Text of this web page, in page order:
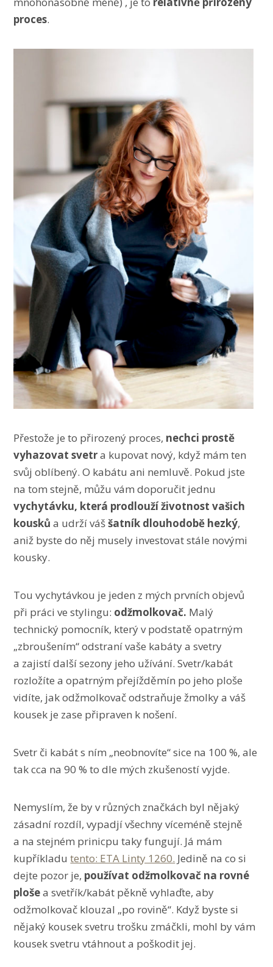
proces.
Přestože je to přirozený proces, nechci prostě
vyhazovat svetra kupovat nový, když mám ten
svůj oblíbený. O kabátu ani nemluvě. Pokud jste
na tom stejně, můžu vám doporučit jednu
vychytávku, která prodlouží životnost vašich
kousků a udrží váššatník dlouhodobě hezký,
aniž byste do něj musely investovat stále novými
kousky.
Tou vychytávkou je jeden z mých prvních objevů
při práci ve stylingu: odžmolkovač. Malý
technický pomocník, který v podstatě opatrným
„zbroušením“ odstraní vaše kabáty a svetry
a zajistí další sezony jeho užívání. Svetr/kabát
rozložíte a opatrným přejížděmín po jeho ploše
vidíte, jak odžmolkovač odstraňuje žmolky a váš
kousek je zase připraven k nošení.
Svetr či kabát s ním „neobnovíte“ sice na 100 %, ale
tak cca na 90 % to dle mých zkušeností vyjde.
Nemyslím, že by v různých značkách byl nějaký
zásadní rozdíl, vypadjí všechny víceméně stejně
a na stejném prinicpu taky fungují. Já mám
kupříkladutento: ETA Linty 1260. Jedině na co si
dejte pozor je, používat odžmolkovač na rovné
plošea svetřík/kabát pěkně vyhlaďte, aby
odžmolkovač klouzal „po rovině“. Když byste si
nějaký kousek svetru trošku zmáčkli, mohl by vám
kousek svetru vtáhnout a poškodit jej.